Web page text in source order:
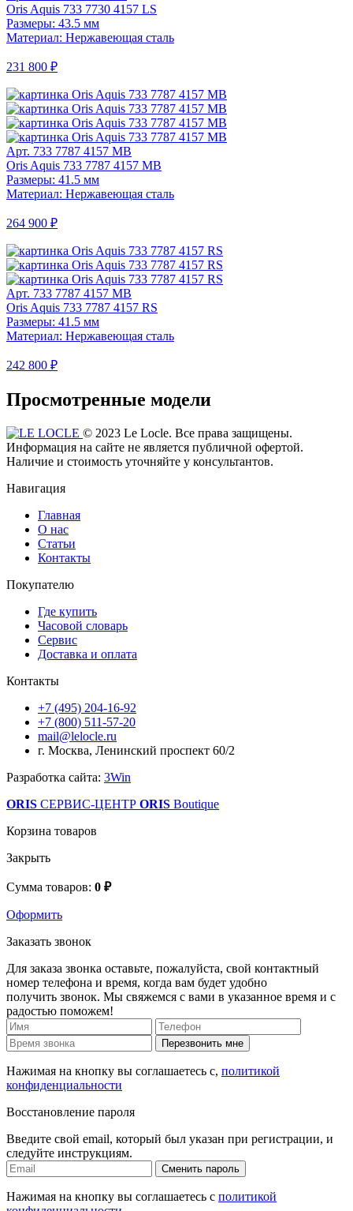
Oris Aquis 733 7730 4157 LS
Размеры: 43.5 мм
Материал: Нержавеющая сталь
231 800 ₽
Арт. 733 7787 4157 MB
Oris Aquis 733 7787 4157 MB
Размеры: 41.5 мм
Материал: Нержавеющая сталь
264 900 ₽
Арт. 733 7787 4157 MB
Oris Aquis 733 7787 4157 RS
Размеры: 41.5 мм
Материал: Нержавеющая сталь
242 800 ₽
Просмотренные модели
© 2023 Le Locle. Все права защищены.
Информация на сайте не является публичной офертой.
Наличие и стоимость уточняйте у консультантов.
Навигация
Главная
О нас
Статьи
Контакты
Покупателю
Где купить
Часовой словарь
Сервис
Доставка и оплата
Контакты
+7 (495) 204-16-92
+7 (800) 511-57-20
mail@lelocle.ru
г. Москва, Ленинский проспект 60/2
Разработка сайта: 3Win
ORIS СЕРВИС-ЦЕНТР ORIS Boutique
Корзина товаров
Закрыть
Сумма товаров: 0 ₽
Оформить
Заказать звонок
Для заказа звонка оставьте, пожалуйста, свой контактный
номер телефона и время, когда вам будет удобно
получить звонок. Мы свяжемся с вами в указанное время и с
радостью поможем!
Перезвонить мне
Нажимая на кнопку вы соглашаетесь с, политикой
конфиденциальности
Восстановление пароля
Введите свой email, который был указан при регистрации, и
следуйте инструкциям.
Сменить пароль
Нажимая на кнопку вы соглашаетесь с политикой